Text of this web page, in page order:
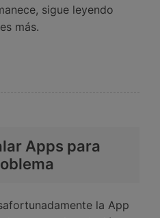
sigue leyendo
más.
Apps para
la App